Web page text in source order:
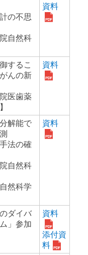
の不思
自然科
資料
するこ
んの新
医歯薬
資料
解能で
法の確
自然科
然科学
資料
ダイバ
」参加
資料
添付資
料